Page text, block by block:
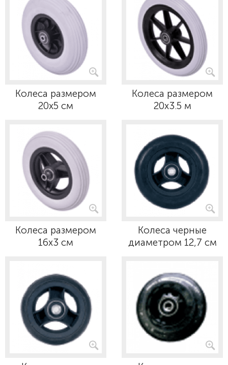
Колеса размером
20х5 см
Колеса размером
20х3.5 м
Колеса размером
16х3 см
Колеса черные
диаметром 12,7 см